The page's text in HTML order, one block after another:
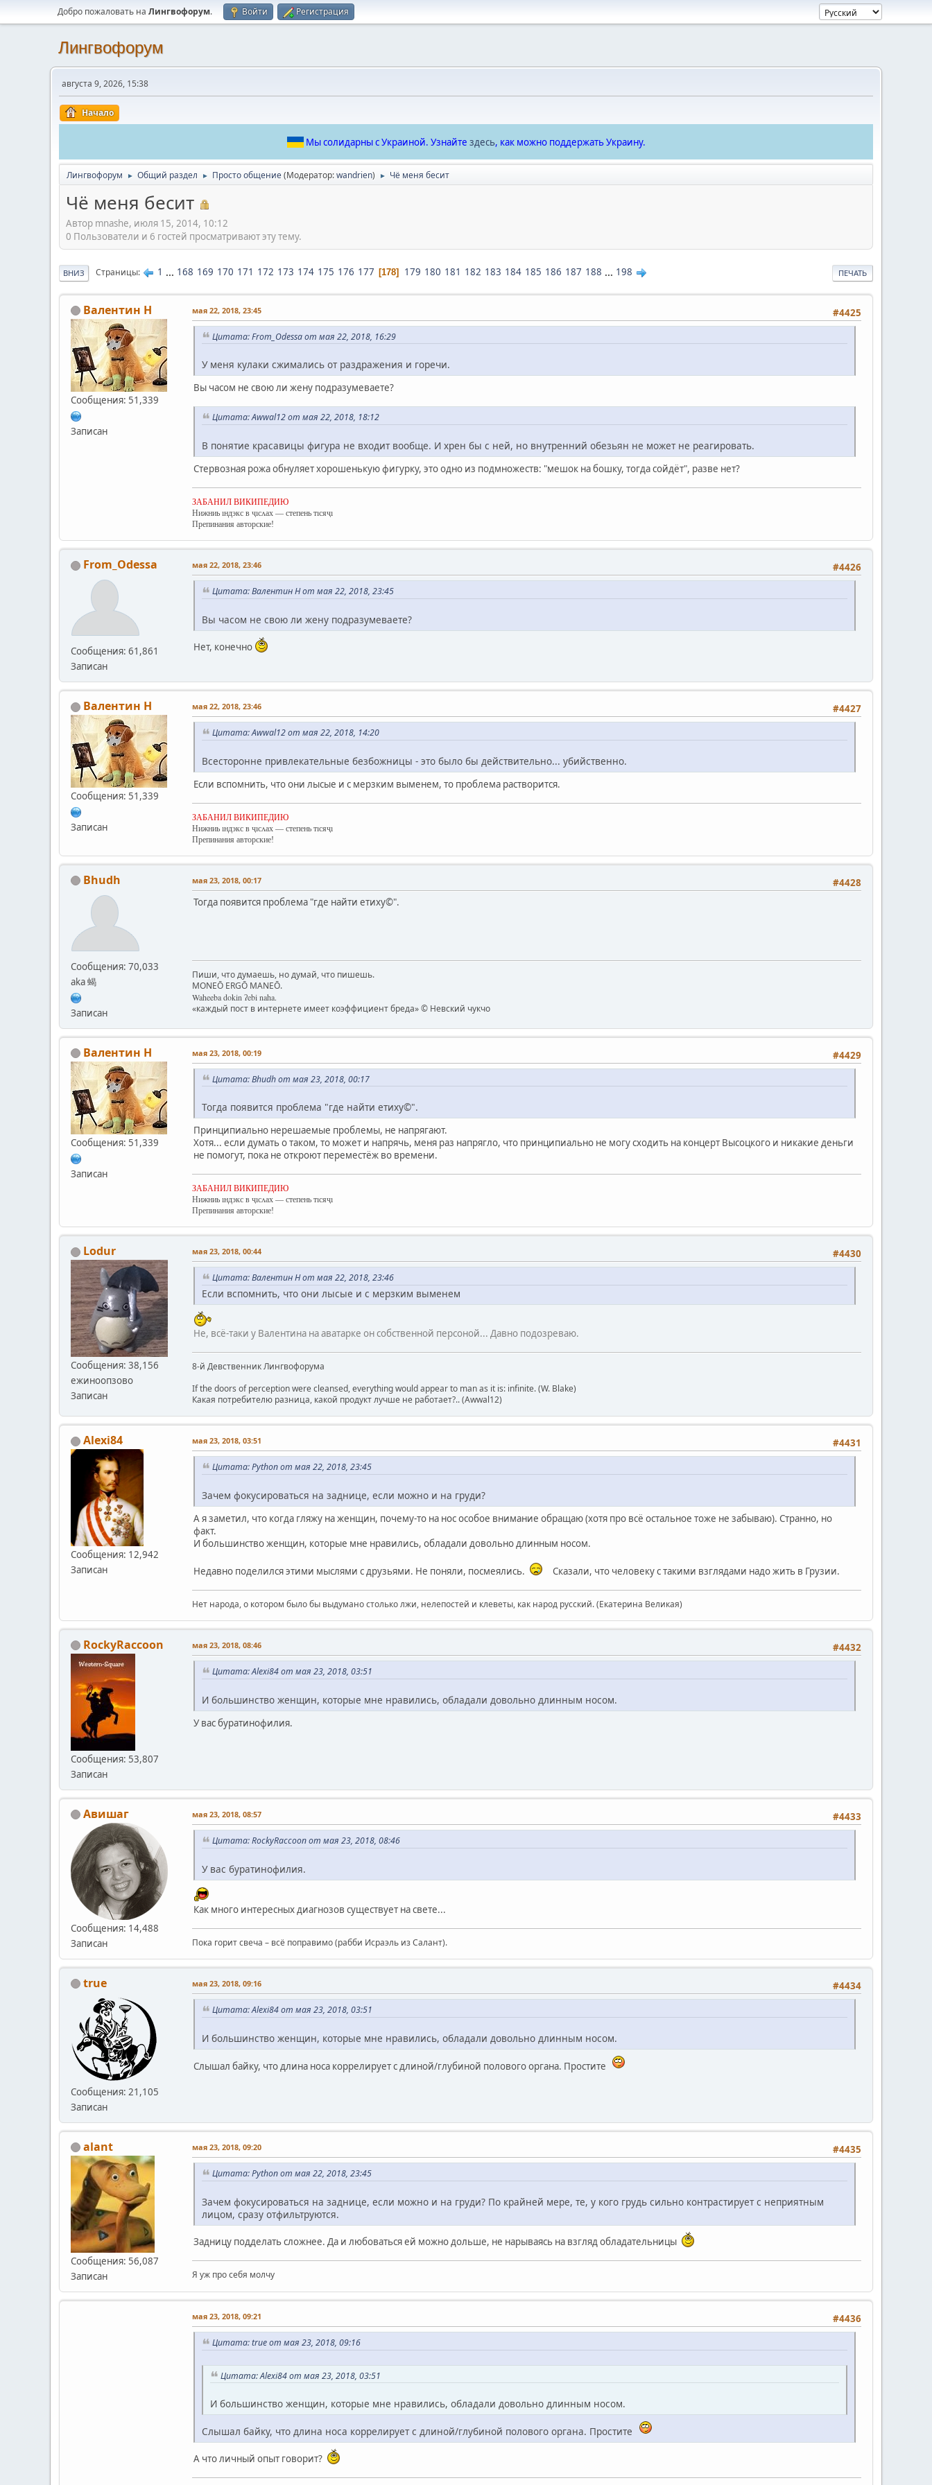
Добро пожаловать на Лингвофорум. Войти Регистрация
Лингвофорум
августа 9, 2026, 15:38
Начало
Мы солидарны с Украиной. Узнайте здесь, как можно поддержать Украину.
Лингвофорум ► Общий раздел ► Просто общение(Модератор:wandrien) ► Чё меня бесит
Чё меня бесит
Автор mnashe, июля 15, 2014, 10:12
0 Пользователи и 6 гостей просматривают эту тему.
ПЕЧАТЬ
ВНИЗ Страницы 1 ... 168 169 170 171 172 173 174 175 176 177 178 179 180 181 182 183 184 185 186 187 188 ... 198
Валентин Н
Сообщения: 51,339
Записан
#4425
мая 22, 2018, 23:45
Цитата: From_Odessa от мая 22, 2018, 16:29
У меня кулаки сжимались от раздражения и горечи.
Вы часом не свою ли жену подразумеваете?
Цитата: Awwal12 от мая 22, 2018, 18:12
В понятие красавицы фигура не входит вообще. И хрен бы с ней, но внутренний обезьян не может не реагировать.
Стервозная рожа обнуляет хорошенькую фигурку, это одно из подмножеств: "мешок на бошку, тогда сойдёт", разве нет?
ЗАБАНИЛ ВИКИПЕДИЮ
Нижниь ıндэкс в ҷıсʌах — степень тıсяҷı
Препинания авторские!
From_Odessa
Сообщения: 61,861
Записан
#4426
мая 22, 2018, 23:46
Цитата: Валентин Н от мая 22, 2018, 23:45
Вы часом не свою ли жену подразумеваете?
Нет, конечно
Валентин Н
Сообщения: 51,339
Записан
#4427
мая 22, 2018, 23:46
Цитата: Awwal12 от мая 22, 2018, 14:20
Всесторонне привлекательные безбожницы - это было бы действительно... убийственно.
Если вспомнить, что они лысые и с мерзким выменем, то проблема растворится.
ЗАБАНИЛ ВИКИПЕДИЮ
Нижниь ıндэкс в ҷıсʌах — степень тıсяҷı
Препинания авторские!
Bhudh
Сообщения: 70,033
aka 蝎
Записан
#4428
мая 23, 2018, 00:17
Тогда появится проблема "где найти етиху©".
Пиши, что думаешь, но думай, что пишешь.
MONEŌ ERGŌ MANEŌ.
Waheeba dokin ʔebi naha.
«каждый пост в интернете имеет коэффициент бреда» © Невский чукчо
Валентин Н
Сообщения: 51,339
Записан
#4429
мая 23, 2018, 00:19
Цитата: Bhudh от мая 23, 2018, 00:17
Тогда появится проблема "где найти етиху©".
Принципиально нерешаемые проблемы, не напрягают.
Хотя... если думать о таком, то может и напрячь, меня раз напрягло, что принципиально не могу сходить на концерт Высоцкого и никакие деньги
не помогут, пока не откроют переместёж во времени.
ЗАБАНИЛ ВИКИПЕДИЮ
Нижниь ıндэкс в ҷıсʌах — степень тıсяҷı
Препинания авторские!
Lodur
Сообщения: 38,156
ежиноопзово
Записан
#4430
мая 23, 2018, 00:44
Цитата: Валентин Н от мая 22, 2018, 23:46
Если вспомнить, что они лысые и с мерзким выменем
Не, всё-таки у Валентина на аватарке он собственной персоной... Давно подозреваю.
8-й Девственник Лингвофорума
If the doors of perception were cleansed, everything would appear to man as it is: infinite. (W. Blake)
Какая потребителю разница, какой продукт лучше не работает?.. (Awwal12)
Alexi84
Сообщения: 12,942
Записан
#4431
мая 23, 2018, 03:51
Цитата: Python от мая 22, 2018, 23:45
Зачем фокусироваться на заднице, если можно и на груди?
А я заметил, что когда гляжу на женщин, почему-то на нос особое внимание обращаю (хотя про всё остальное тоже не забываю). Странно, но
факт.
И большинство женщин, которые мне нравились, обладали довольно длинным носом.
Недавно поделился этими мыслями с друзьями. Не поняли, посмеялись. Сказали, что человеку с такими взглядами надо жить в Грузии.
Нет народа, о котором было бы выдумано столько лжи, нелепостей и клеветы, как народ русский. (Екатерина Великая)
RockyRaccoon
Сообщения: 53,807
Записан
#4432
мая 23, 2018, 08:46
Цитата: Alexi84 от мая 23, 2018, 03:51
И большинство женщин, которые мне нравились, обладали довольно длинным носом.
У вас буратинофилия.
Авишаг
Сообщения: 14,488
Записан
#4433
мая 23, 2018, 08:57
Цитата: RockyRaccoon от мая 23, 2018, 08:46
У вас буратинофилия.
Как много интересных диагнозов существует на свете...
Пока горит свеча – всё поправимо (рабби Исраэль из Салант).
true
Сообщения: 21,105
Записан
#4434
мая 23, 2018, 09:16
Цитата: Alexi84 от мая 23, 2018, 03:51
И большинство женщин, которые мне нравились, обладали довольно длинным носом.
Слышал байку, что длина носа коррелирует с длиной/глубиной полового органа. Простите
alant
Сообщения: 56,087
Записан
#4435
мая 23, 2018, 09:20
Цитата: Python от мая 22, 2018, 23:45
Зачем фокусироваться на заднице, если можно и на груди? По крайней мере, те, у кого грудь сильно контрастирует с неприятным
лицом, сразу отфильтруются.
Задницу подделать сложнее. Да и любоваться ей можно дольше, не нарываясь на взгляд обладательницы
Я уж про себя молчу
#4436
мая 23, 2018, 09:21
Цитата: true от мая 23, 2018, 09:16
Цитата: Alexi84 от мая 23, 2018, 03:51
И большинство женщин, которые мне нравились, обладали довольно длинным носом.
Слышал байку, что длина носа коррелирует с длиной/глубиной полового органа. Простите
А что личный опыт говорит?